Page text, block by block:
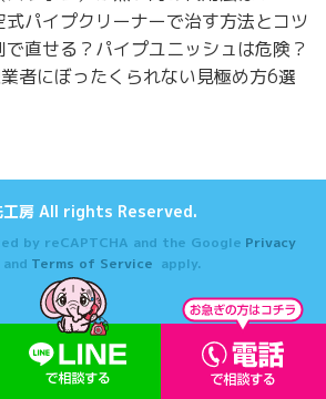
式パイプクリーナーで治す方法とコツ
で直せる？パイプユニッシュは危険？
者にぼったくられない見極め方6選
工房 All rights Reserved.
by reCAPTCHA and the Google Privacy
and Terms of Service apply.